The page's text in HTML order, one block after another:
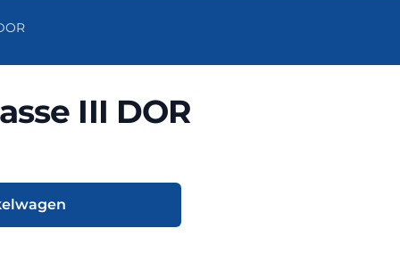
III DOR